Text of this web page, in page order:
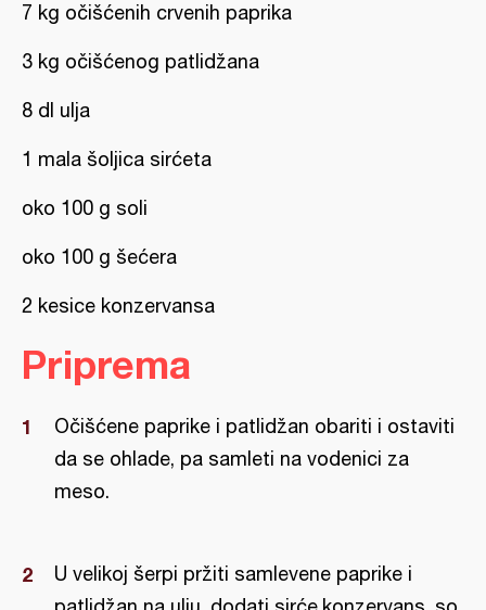
7 kg očišćenih crvenih paprika
3 kg očišćenog patlidžana
8 dl ulja
1 mala šoljica sirćeta
oko 100 g soli
oko 100 g šećera
2 kesice konzervansa
Priprema
Očišćene paprike i patlidžan obariti i ostaviti
da se ohlade, pa samleti na vodenici za
meso.
U velikoj šerpi pržiti samlevene paprike i